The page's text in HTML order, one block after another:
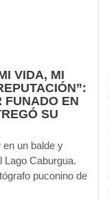
VIDA, MI
FUNADO EN
SU
en un balde y
Lago Caburgua.
puconino de